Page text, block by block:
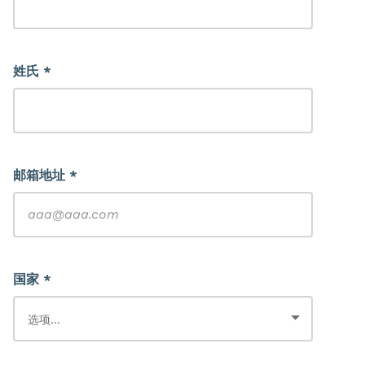
姓氏 *
邮箱地址 *
国家 *